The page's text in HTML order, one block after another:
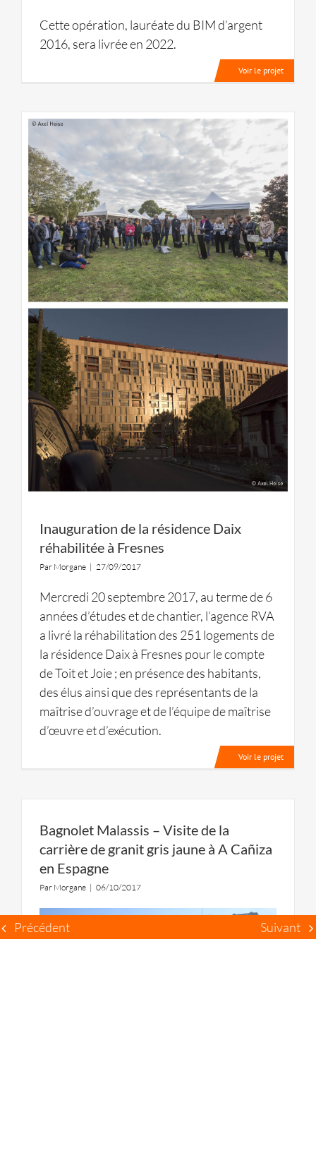
Précédent Suivant
Cette opération, lauréate du BIM d’argent
2016, sera livrée en 2022.
Voir le projet
Inauguration de la résidence Daix
réhabilitée à Fresnes
Par Morgane | 27/09/2017
Mercredi 20 septembre 2017, au terme de 6
années d’études et de chantier, l’agence RVA
a livré la réhabilitation des 251 logements de
la résidence Daix à Fresnes pour le compte
de Toit et Joie ; en présence des habitants,
des élus ainsi que des représentants de la
maîtrise d’ouvrage et de l’équipe de maîtrise
d’œuvre et d’exécution.
Voir le projet
Bagnolet Malassis – Visite de la
carrière de granit gris jaune à A Cañiza
en Espagne
Par Morgane | 06/10/2017